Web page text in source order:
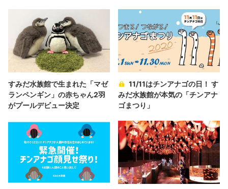
すみだ水族館で生まれた「マゼ
ランペンギン」の赤ちゃん2羽
がプールデビュー決定
11/11はチンアナゴの日！ す
みだ水族館が本気の「チンアナ
ゴまつり」